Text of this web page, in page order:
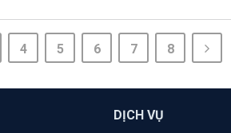
4 5 6 7 8
DỊCH VỤ